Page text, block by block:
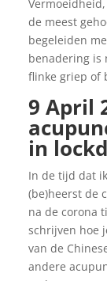
de meest
begeleiden
benadering is
flinke griep of
9 April
in
In de tijd dat
(be)heerst de
na de corona
schrijven hoe
van de
andere